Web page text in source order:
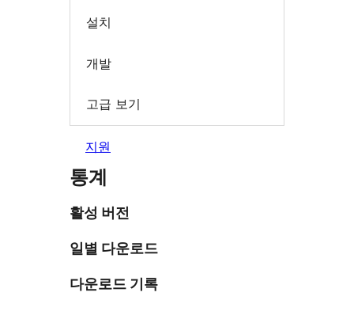
설치
개발
고급 보기
지원
통계
활성 버전
일별 다운로드
다운로드 기록